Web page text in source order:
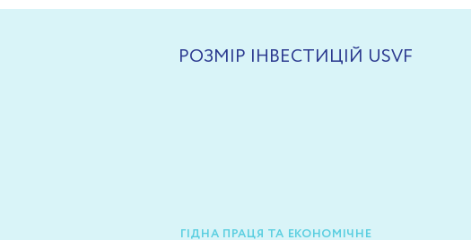
РОЗМІР ІНВЕСТИЦІЙ USVF
ГІДНА ПРАЦЯ ТА ЕКОНОМІЧНЕ